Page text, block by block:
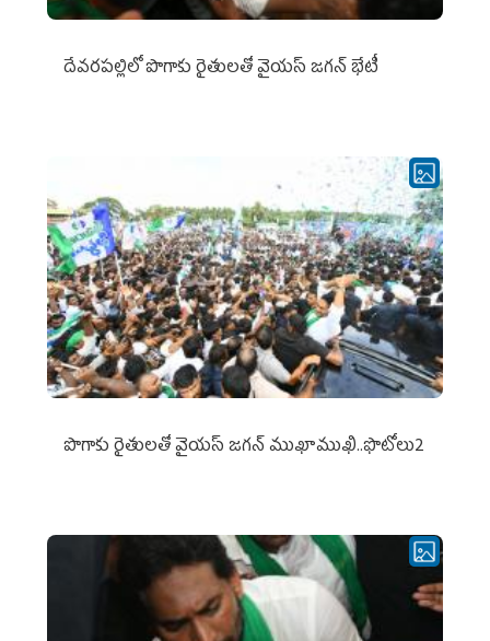
దేవరపల్లిలో పొగాకు రైతులతో వైయస్ జగన్ భేటీ
పొగాకు రైతుల‌తో వైయ‌స్ జ‌గ‌న్ ముఖాముఖి..ఫొటోలు2